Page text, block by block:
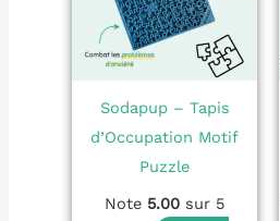
Sodapup – Tapis
d’Occupation Motif
Puzzle
Note 5.00 sur 5
variations.
Les
options
peuvent
être
sur